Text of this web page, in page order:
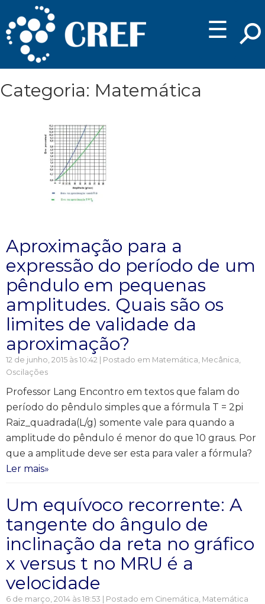
☰
Categoria: Matemática
Aproximação para a
expressão do período de um
pêndulo em pequenas
amplitudes. Quais são os
limites de validade da
aproximação?
12 de junho, 2015 às 10:42 | Postado em Matemática, Mecânica,
Oscilações
Professor Lang Encontro em textos que falam do
período do pêndulo simples que a fórmula T = 2pi
Raiz_quadrada(L/g) somente vale para quando a
amplitude do pêndulo é menor do que 10 graus. Por
que a amplitude deve ser esta para valer a fórmula?
Ler mais»
Um equívoco recorrente: A
tangente do ângulo de
inclinação da reta no gráfico
x versus t no MRU é a
velocidade
6 de março, 2014 às 18:53 | Postado em Cinemática, Matemática